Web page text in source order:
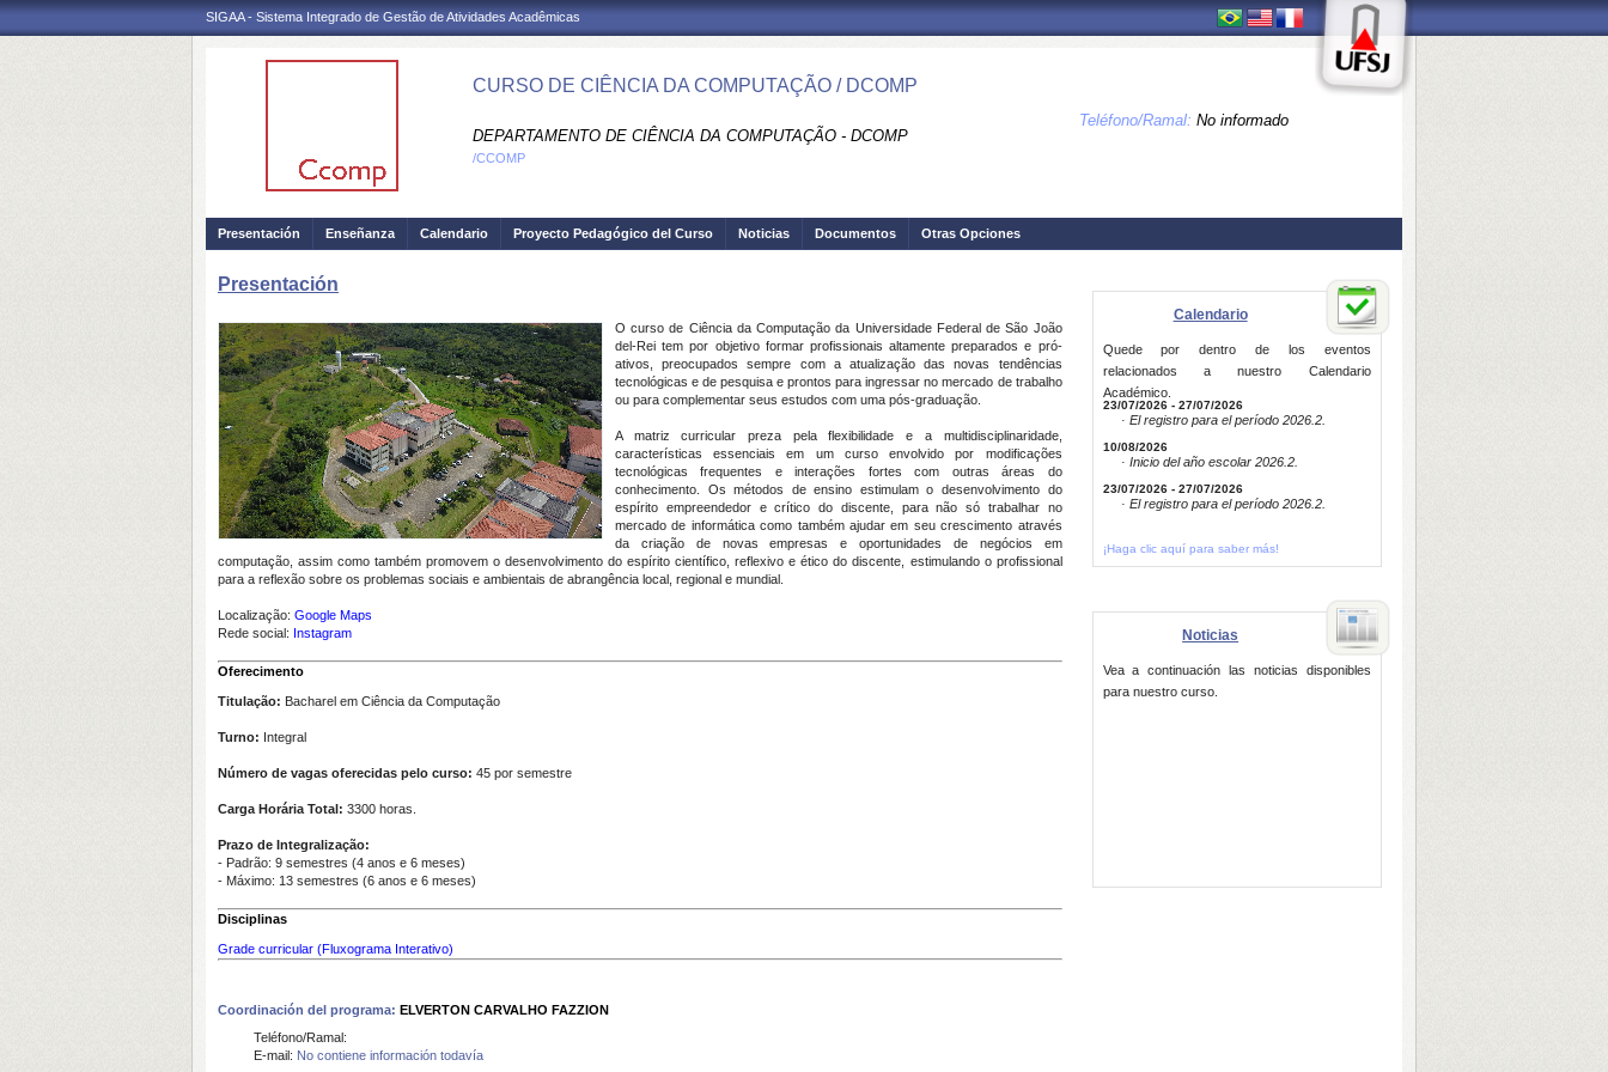
SIGAA - Sistema Integrado de Gestão de Atividades Acadêmicas
CURSO DE CIÊNCIA DA COMPUTAÇÃO / DCOMP
DEPARTAMENTO DE CIÊNCIA DA COMPUTAÇÃO - DCOMP
Teléfono/Ramal: No informado
/CCOMP
Presentación Enseñanza Calendario Proyecto Pedagógico del Curso Noticias Documentos Otras Opciones
Presentación
O curso de Ciência da Computação da Universidade Federal de São João
del-Rei tem por objetivo formar profissionais altamente preparados e pró-
ativos, preocupados sempre com a atualização das novas tendências
tecnológicas e de pesquisa e prontos para ingressar no mercado de trabalho
ou para complementar seus estudos com uma pós-graduação.
A matriz curricular preza pela flexibilidade e a multidisciplinaridade,
características essenciais em um curso envolvido por modificações
tecnológicas frequentes e interações fortes com outras áreas do
conhecimento. Os métodos de ensino estimulam o desenvolvimento do
espírito empreendedor e crítico do discente, para não só trabalhar no
mercado de informática como também ajudar em seu crescimento através
da criação de novas empresas e oportunidades de negócios em
computação, assim como também promovem o desenvolvimento do espírito científico, reflexivo e ético do discente, estimulando o profissional
para a reflexão sobre os problemas sociais e ambientais de abrangência local, regional e mundial.
Localização: Google Maps
Rede social: Instagram
Oferecimento
Titulação: Bacharel em Ciência da Computação
Turno: Integral
Número de vagas oferecidas pelo curso: 45 por semestre
Carga Horária Total: 3300 horas.
Prazo de Integralização:
- Padrão: 9 semestres (4 anos e 6 meses)
- Máximo: 13 semestres (6 anos e 6 meses)
Disciplinas
Grade curricular (Fluxograma Interativo)
Coordinación del programa: ELVERTON CARVALHO FAZZION
Teléfono/Ramal:
E-mail: No contiene información todavía
Calendario
Quede por dentro de los eventos
relacionados a nuestro Calendario
Académico.
23/07/2026 - 27/07/2026
· El registro para el período 2026.2.
10/08/2026
· Inicio del año escolar 2026.2.
23/07/2026 - 27/07/2026
· El registro para el período 2026.2.
¡Haga clic aquí para saber más!
Noticias
Vea a continuación las noticias disponibles
para nuestro curso.